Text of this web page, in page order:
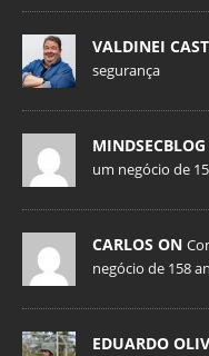
VALDINEI
segurança
um negócio de
CARLOS ON
negócio de 158
EDUARDO